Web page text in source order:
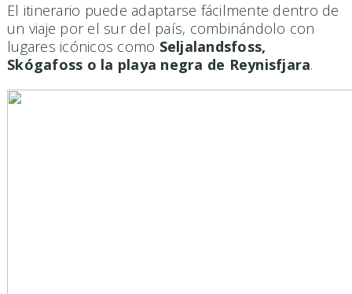
El itinerario puede adaptarse fácilmente dentro de
un viaje por el sur del país, combinándolo con
lugares icónicos como Seljalandsfoss,
Skógafoss o la playa negra de Reynisfjara.